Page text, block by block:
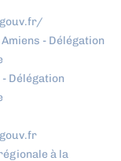
- Délégation